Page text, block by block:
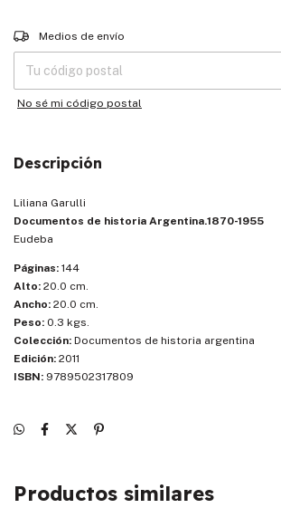
Entregas para el CP:
Medios de envío
No sé mi código postal
Descripción
Liliana Garulli
Documentos de historia Argentina.1870-1955
Eudeba
Páginas: 144
Alto: 20.0 cm.
Ancho: 20.0 cm.
Peso: 0.3 kgs.
Colección: Documentos de historia argentina
Edición: 2011
ISBN: 9789502317809
Productos similares